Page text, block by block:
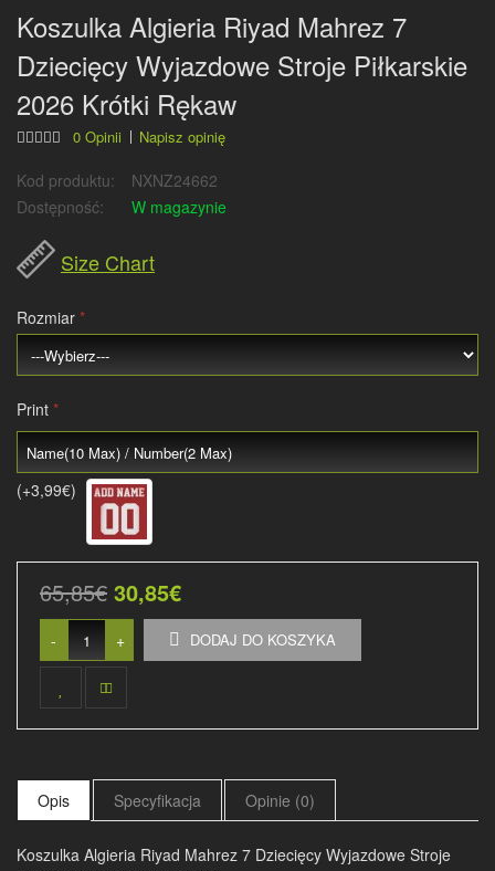
Koszulka Algieria Riyad Mahrez 7
Dziecięcy Wyjazdowe Stroje Piłkarskie
2026 Krótki Rękaw
0 Opinii Napisz opinię
Kod produktu:
NXNZ24662
Dostępność:
W magazynie
Size Chart
Rozmiar
Print
(+3,99€)
65,85€ 30,85€
- + DODAJ DO KOSZYKA
Opis Specyfikacja Opinie (0)
Koszulka Algieria Riyad Mahrez 7 Dziecięcy Wyjazdowe Stroje